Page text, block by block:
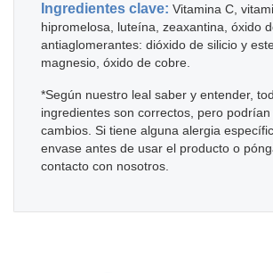
Ingredientes clave: Vitamina C,
hipromelosa, luteína, zeaxantina, óxido
antiaglomerantes: dióxido de silicio y
magnesio, óxido de cobre.
*Según nuestro leal saber y entender,
ingredientes son correctos, pero
cambios. Si tiene alguna alergia
envase antes de usar el producto o
contacto con nosotros.